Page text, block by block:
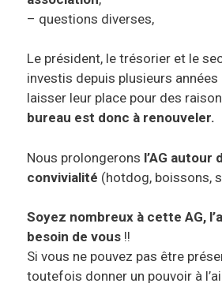
– questions diverses,
Le président, le trésorier et le
investis depuis plusieurs
laisser leur place pour des
bureau est donc à renouveler.
Nous prolongerons l’AG autour
convivialité (hotdog, boissons,
Soyez nombreux à cette AG,
besoin de vous !!
Si vous ne pouvez pas être
toutefois donner un pouvoir à